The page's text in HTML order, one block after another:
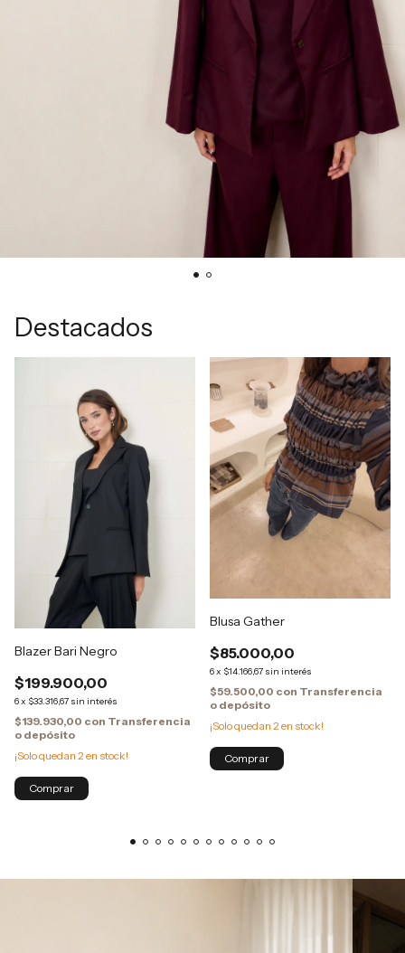
Destacados
Blazer Bari Negro
$199.900,00
6x $33.316,67 sin interés
$139.930,00 con Transferencia
o depósito
¡Solo quedan 2en stock!
Comprar
Blusa Gather
$85.000,00
6x $14.166,67 sin interés
$59.500,00 con Transferencia
o depósito
¡Solo quedan 2 en stock!